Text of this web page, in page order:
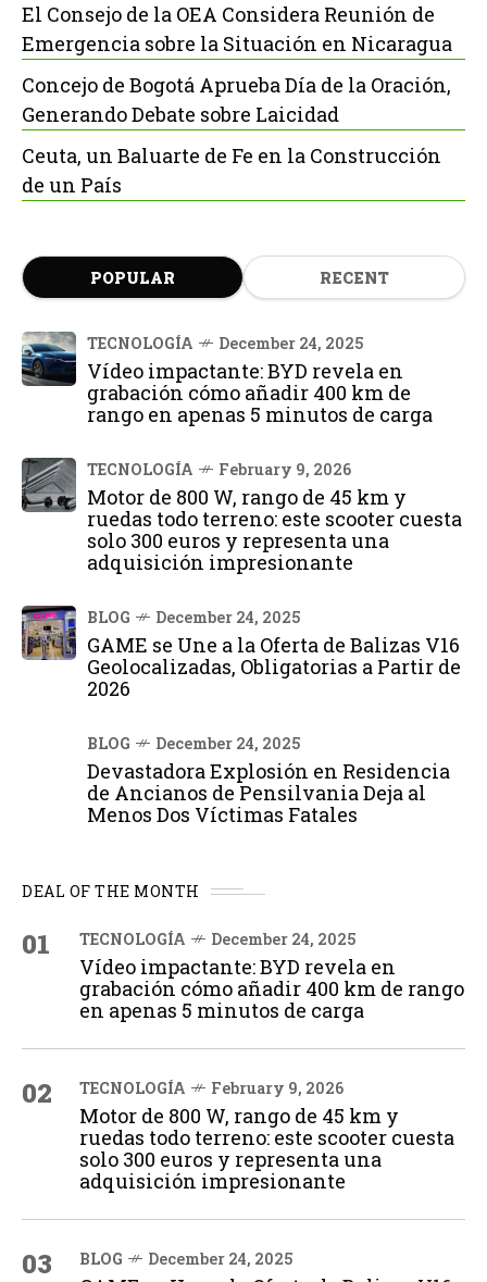
El Consejo de la OEA Considera Reunión de
Emergencia sobre la Situación en Nicaragua
Concejo de Bogotá Aprueba Día de la Oración,
Generando Debate sobre Laicidad
Ceuta, un Baluarte de Fe en la Construcción
de un País
POPULAR RECENT
TECNOLOGÍA December 24, 2025
Vídeo impactante: BYD revela en
grabación cómo añadir 400 km de
rango en apenas 5 minutos de carga
TECNOLOGÍA February 9, 2026
Motor de 800 W, rango de 45 km y
ruedas todo terreno: este scooter cuesta
solo 300 euros y representa una
adquisición impresionante
BLOG December 24, 2025
GAME se Une a la Oferta de Balizas V16
Geolocalizadas, Obligatorias a Partir de
2026
BLOG December 24, 2025
Devastadora Explosión en Residencia
de Ancianos de Pensilvania Deja al
Menos Dos Víctimas Fatales
DEAL OF THE MONTH
01 TECNOLOGÍA December 24, 2025
Vídeo impactante: BYD revela en
grabación cómo añadir 400 km de rango
en apenas 5 minutos de carga
02 TECNOLOGÍA February 9, 2026
Motor de 800 W, rango de 45 km y
ruedas todo terreno: este scooter cuesta
solo 300 euros y representa una
adquisición impresionante
03 BLOG December 24, 2025